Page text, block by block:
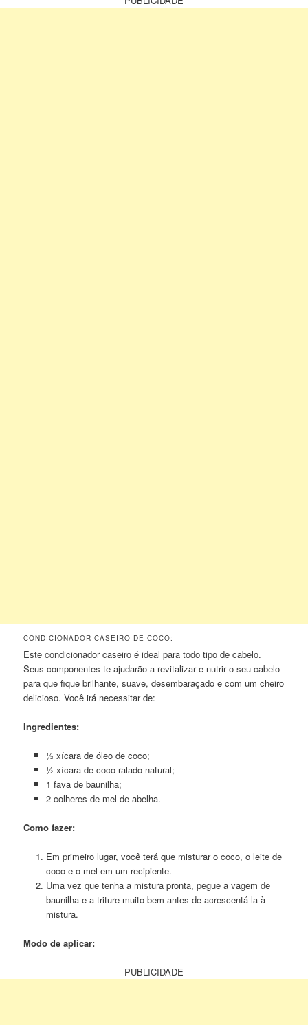
CONDICIONADOR CASEIRO DE COCO:
Este condicionador caseiro é ideal para todo tipo de cabelo.
Seus componentes te ajudarão a revitalizar e nutrir o seu cabelo
para que fique brilhante, suave, desembaraçado e com um cheiro
delicioso. Você irá necessitar de:
Ingredientes:
½ xícara de óleo de coco;
½ xícara de coco ralado natural;
1 fava de baunilha;
2 colheres de mel de abelha.
Como fazer:
Em primeiro lugar, você terá que misturar o coco, o leite de
coco e o mel em um recipiente.
Uma vez que tenha a mistura pronta, pegue a vagem de
baunilha e a triture muito bem antes de acrescentá-la à
mistura.
Modo de aplicar:
PUBLICIDADE